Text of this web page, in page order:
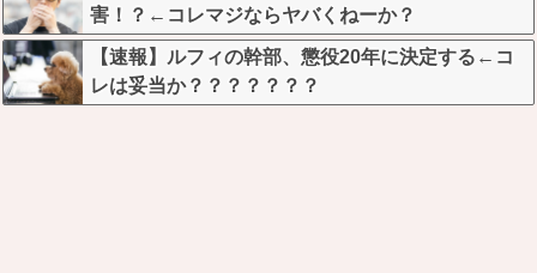
害！？←コレマジならヤバくねーか？
【速報】ルフィの幹部、懲役20年に決定する←コ
レは妥当か？？？？？？？